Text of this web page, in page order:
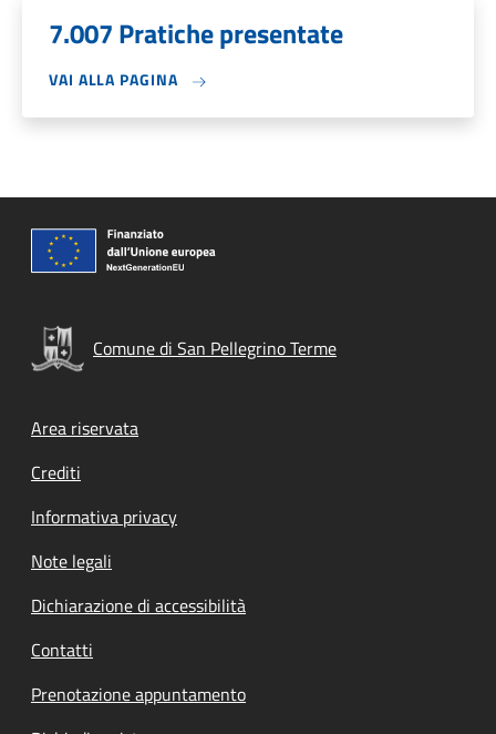
7.007 Pratiche presentate
VAI ALLA PAGINA
Comune di San Pellegrino Terme
Footer menu
Area riservata
Crediti
Informativa privacy
Note legali
Dichiarazione di accessibilità
Contatti
Prenotazione appuntamento